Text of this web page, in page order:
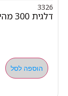
3326
דלגית 300 מהירה ידית פיויסי כבל פיויסי
הוספה לסל